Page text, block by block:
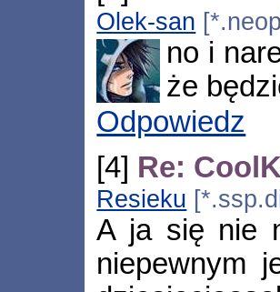
Olek-san
no i
że
Odpowiedz
[4] Re:
Resieku
A ja się nie
niepewnym